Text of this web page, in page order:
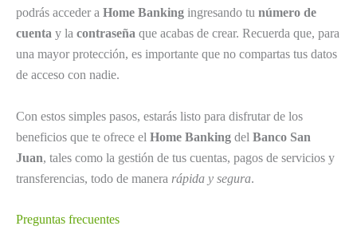
podrás acceder a Home Banking ingresando tu número de
cuenta y la contraseña que acabas de crear. Recuerda que, para
una mayor protección, es importante que no compartas tus datos
de acceso con nadie.
Con estos simples pasos, estarás listo para disfrutar de los
beneficios que te ofrece el Home Banking del Banco San
Juan, tales como la gestión de tus cuentas, pagos de servicios y
transferencias, todo de manera rápida y segura.
Preguntas frecuentes